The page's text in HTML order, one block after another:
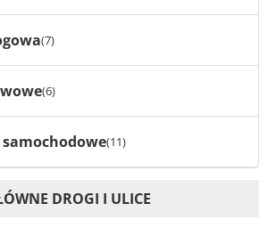
(7)
(6)
(11)
DROGI I ULICE